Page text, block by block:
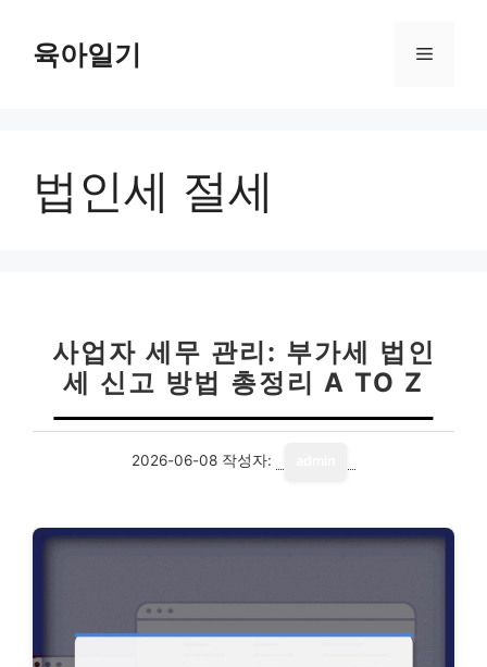
육아일기 메
법인세 절세
사업자 세무 관리: 부가세 법인
세 신고 방법 총정리 A TO Z
2026-06-08 작성자: